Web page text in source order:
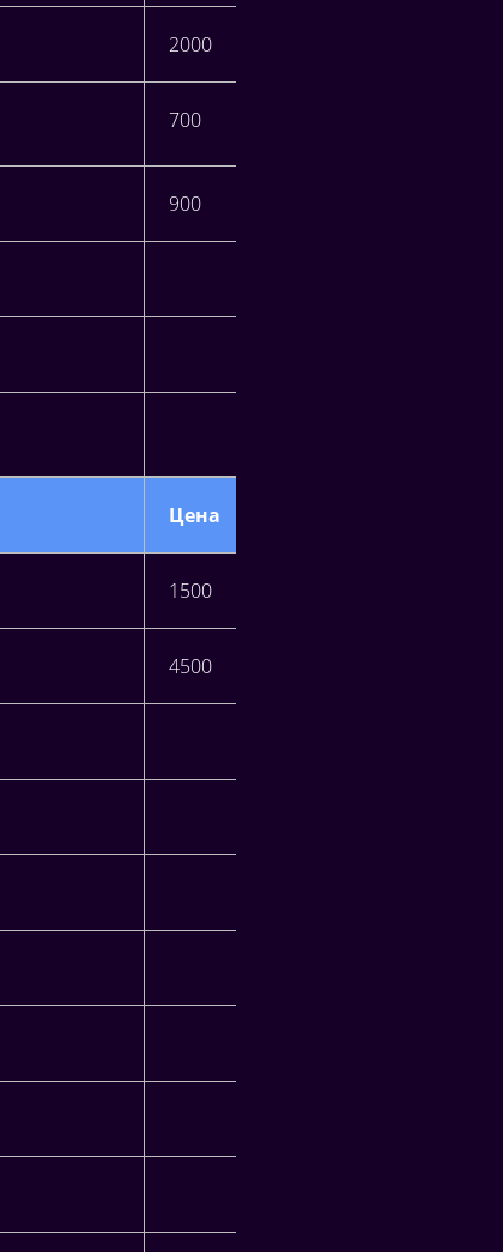
2000
700
900
Цена
1500
4500